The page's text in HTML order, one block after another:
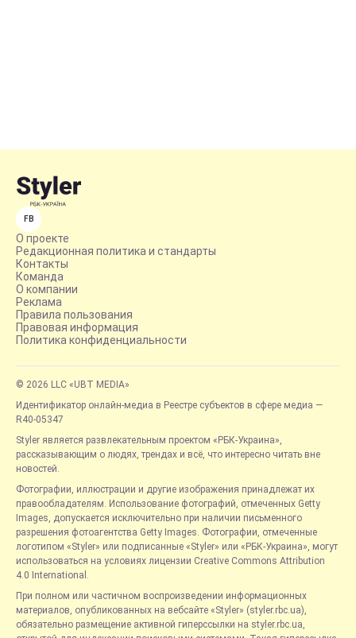
FB
О проекте
Редакционная политика и стандарты
Контакты
Команда
О компании
Реклама
Правила пользования
Правовая информация
Политика конфиденциальности
© 2026 LLC «UBT MEDIA»
Идентификатор онлайн-медиа в Реестре субъектов в сфере медиа —
R40-05347
Styler является развлекательным проектом «РБК-Украина»,
рассказывающим о людях, трендах и всё, что интересно читать вне
новостей.
Фотографии, иллюстрации и другие изображения принадлежат их
правообладателям. Использование фотографий, отмеченных Getty
Images, допускается исключительно при наличии письменного
разрешения фотоагентства Getty Images. Фотографии, отмеченные
логотипом «Styler» или подписанные «Styler» или «РБК-Украина», могут
использоваться на условиях лицензии Creative Commons Attribution
4.0 International.
При полном или частичном воспроизведении информационных
материалов, опубликованных на вебсайте «Styler» (styler.rbc.ua),
обязательно размещение активной гиперссылки на styler.rbc.ua,